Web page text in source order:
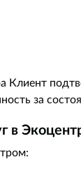
Клиент
за
в